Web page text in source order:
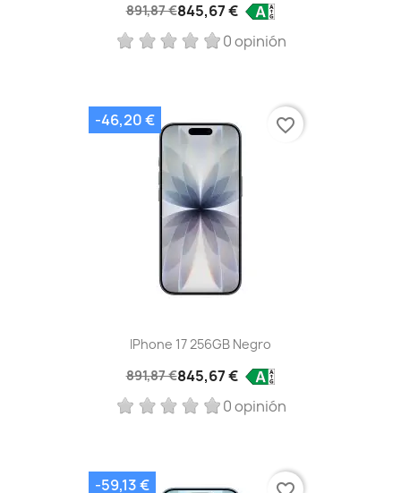
891,87 €845,67 €
0 opinión
IPhone 17 256GB Negro
891,87 €845,67 €
0 opinión
-46,20 € favorite_border
-59,13 €